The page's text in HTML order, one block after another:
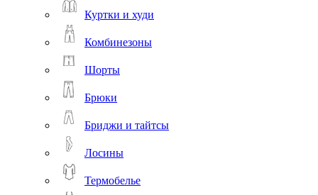
Куртки и худи
Комбинезоны
Шорты
Брюки
Бриджи и тайтсы
Лосины
Термобелье